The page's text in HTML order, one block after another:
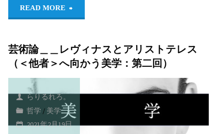
READ MORE "美
に
い
て〜
芸術論＿＿レヴィナスとアリストテレス
（＜他者＞へ向かう美学：第二回）
らりるれろ。
哲学 / 美学
2021年2月19日